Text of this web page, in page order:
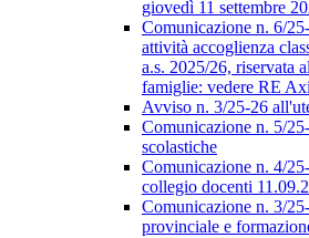
giovedì 11 settembre
Comunicazione n. 6/
attività accoglienza
a.s. 2025/26, riservata
famiglie: vedere RE
Avviso n. 3/25-26
Comunicazione n. 5/
scolastiche
Comunicazione n. 4/
collegio docenti
Comunicazione n. 3/
provinciale e